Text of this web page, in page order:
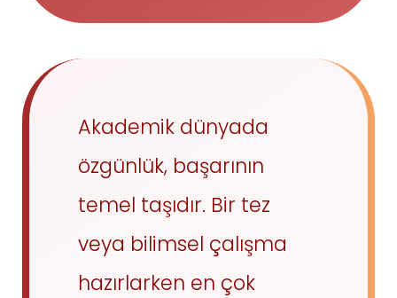
Akademik dünyada
özgünlük, başarının
temel taşıdır. Bir tez
veya bilimsel çalışma
hazırlarken en çok